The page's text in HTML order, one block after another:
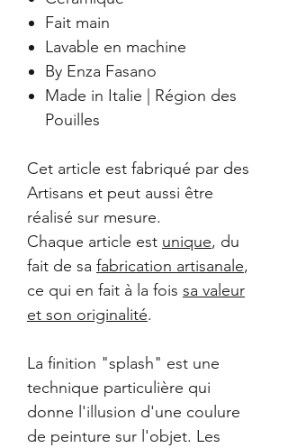
Fait main
Lavable en machine
By Enza Fasano
Made in Italie | Région des
Pouilles
Cet article est fabriqué par des
Artisans et peut aussi être
réalisé sur mesure.
Chaque article est unique, du
fait de sa fabrication artisanale,
ce qui en fait à la fois sa valeur
et son originalité.
La finition "splash" est une
technique particulière qui
donne l'illusion d'une coulure
de peinture sur l'objet. Les